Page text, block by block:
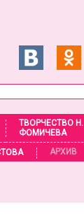
ТВОРЧЕСТВО Н.
ФОМИЧЕВА
АРХИВ